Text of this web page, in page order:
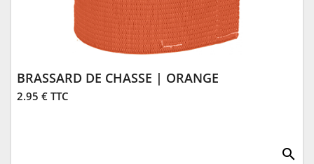
BRASSARD DE CHASSE | ORANGE
2.95 € TTC
search